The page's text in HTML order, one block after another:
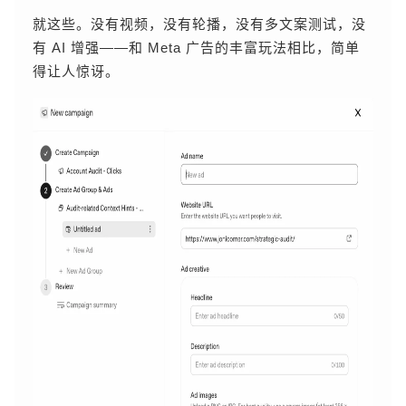
就这些。没有视频，没有轮播，没有多文案测试，没
有 AI 增强——和 Meta 广告的丰富玩法相比，简单
得让人惊讶。